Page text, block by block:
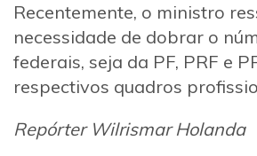
Recentemente, o ministro
necessidade de dobrar o
federais, seja da PF, PRF e
respectivos quadros
Repórter Wilrismar Holanda